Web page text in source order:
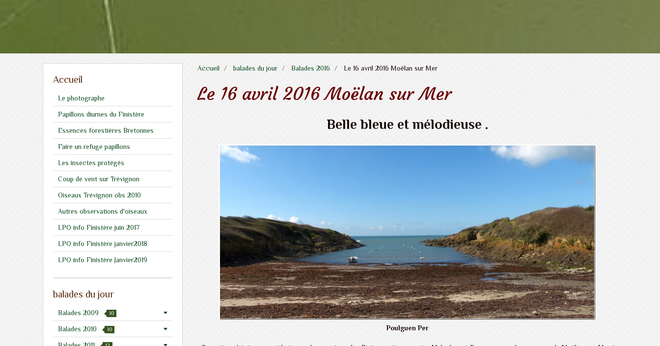
Accueil balades du jour Balades 2016 Le 16 avril 2016 Moëlan sur Mer
Le 16 avril 2016 Moëlan sur Mer
Belle bleue et mélodieuse .
Poulguen Per
Accueil
Le photographe
Papillons diurnes du Finistère
Essences forestières Bretonnes
Faire un refuge papillons
Les insectes protégés
Coup de vent sur Trévignon
Oiseaux Trévignon obs 2010
Autres observations d'oiseaux
LPO info Finistère juin 2017
LPO info Finistère janvier2018
LPO info Finistère Janvier2019
balades du jour
Balades 2009 10
Balades 2010 10